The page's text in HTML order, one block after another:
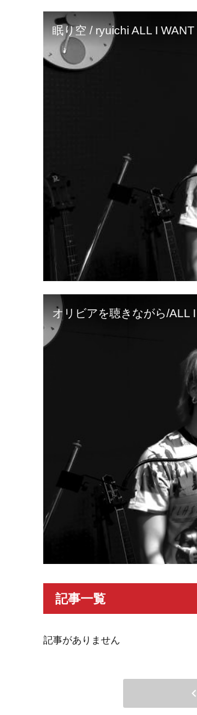
眠り空 / ryuichi ALL I WANT
オリビアを聴きながら/ALL
記事一覧
記事がありません
chevron_left